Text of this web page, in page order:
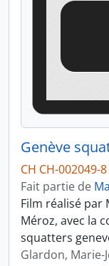
Genève
CH CH-002049-8
Fait partie de
Film réalisé par
Méroz, avec la
squatters
Glardon, Marie-